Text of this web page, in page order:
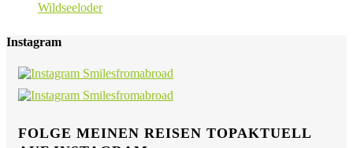
Wildseeloder
Instagram
FOLGE MEINEN REISEN TOPAKTUELL